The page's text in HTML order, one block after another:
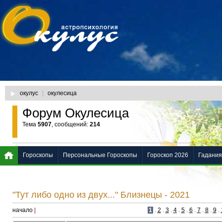
окулус окулесица
Форум Окулесица
Тема 5907, сообщений: 214
"Тут либо одно из двух..." Близнецы - 2021
начало 1 . 2 . 3 . 4 . 5 . 6 . 7 . 8 . 9 .
Гороскопы Персональные Гороскопы Гороскоп 2026 Гадания